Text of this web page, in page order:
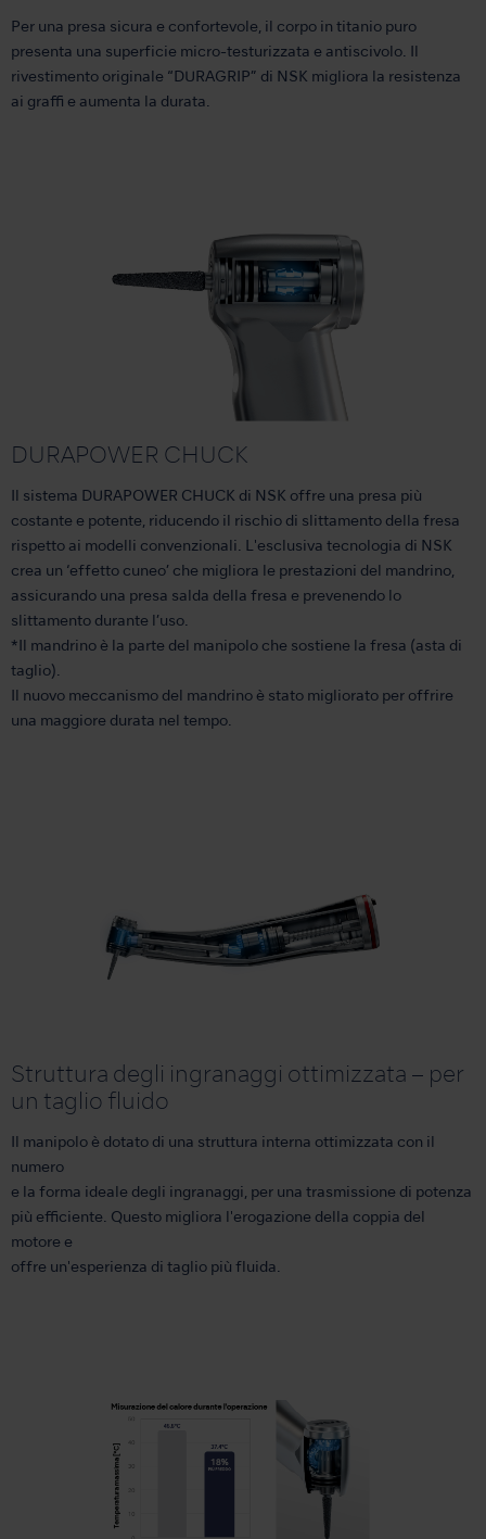
Per una presa sicura e confortevole, il corpo in titanio puro
presenta una superficie micro-testurizzata e antiscivolo. Il
rivestimento originale “DURAGRIP” di NSK migliora la resistenza
ai graffi e aumenta la durata.
DURAPOWER CHUCK
Il sistema DURAPOWER CHUCK di NSK offre una presa più
costante e potente, riducendo il rischio di slittamento della fresa
rispetto ai modelli convenzionali. L'esclusiva tecnologia di NSK
crea un ‘effetto cuneo’ che migliora le prestazioni del mandrino,
assicurando una presa salda della fresa e prevenendo lo
slittamento durante l’uso.
*Il mandrino è la parte del manipolo che sostiene la fresa (asta di
taglio).
Il nuovo meccanismo del mandrino è stato migliorato per offrire
una maggiore durata nel tempo.
Struttura degli ingranaggi ottimizzata – per
un taglio fluido
Il manipolo è dotato di una struttura interna ottimizzata con il
numero
e la forma ideale degli ingranaggi, per una trasmissione di potenza
più efficiente. Questo migliora l'erogazione della coppia del
motore e
offre un'esperienza di taglio più fluida.